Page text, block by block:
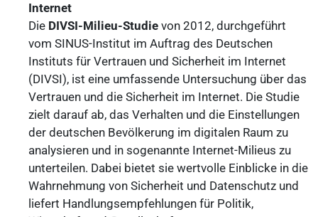
Internet
Die DIVSI-Milieu-Studie von 2012, durchgeführt
vom SINUS-Institut im Auftrag des Deutschen
Instituts für Vertrauen und Sicherheit im Internet
(DIVSI), ist eine umfassende Untersuchung über das
Vertrauen und die Sicherheit im Internet. Die Studie
zielt darauf ab, das Verhalten und die Einstellungen
der deutschen Bevölkerung im digitalen Raum zu
analysieren und in sogenannte Internet-Milieus zu
unterteilen. Dabei bietet sie wertvolle Einblicke in die
Wahrnehmung von Sicherheit und Datenschutz und
liefert Handlungsempfehlungen für Politik,